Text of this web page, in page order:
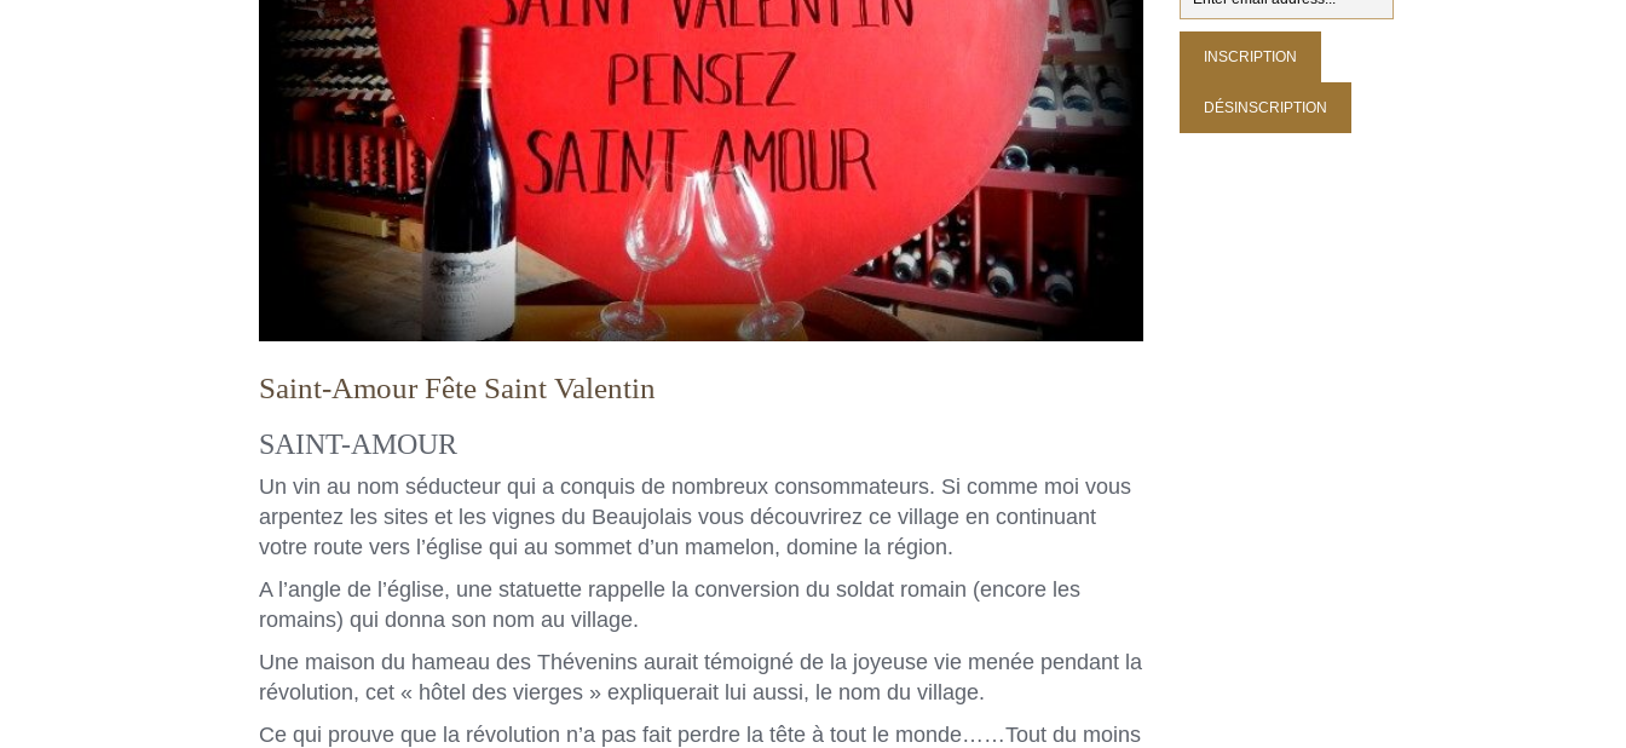
Saint-Amour Fête Saint Valentin
SAINT-AMOUR
Un vin au nom séducteur qui a conquis de nombreux consommateurs. Si comme moi vous
arpentez les sites et les vignes du Beaujolais vous découvrirez ce village en continuant
votre route vers l’église qui au sommet d’un mamelon, domine la région.
A l’angle de l’église, une statuette rappelle la conversion du soldat romain (encore les
romains) qui donna son nom au village.
Une maison du hameau des Thévenins aurait témoigné de la joyeuse vie menée pendant la
révolution, cet « hôtel des vierges » expliquerait lui aussi, le nom du village.
Ce qui prouve que la révolution n’a pas fait perdre la tête à tout le monde……Tout du moins